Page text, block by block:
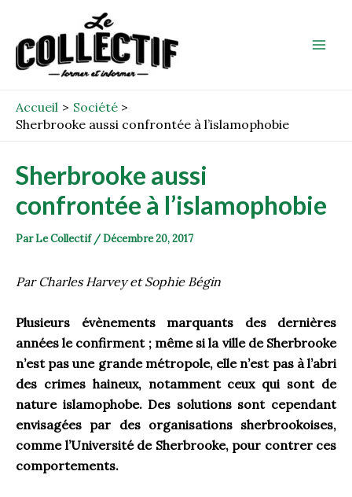
contenu
Accueil
Société
Sherbrooke aussi confrontée à l’islamophobie
Sherbrooke aussi
confrontée à l’islamophobie
ParLe Collectif /Décembre 20, 2017
Par Charles Harvey et Sophie Bégin
Plusieurs évènements marquants des dernières
années le confirment ; même si la ville de Sherbrooke
n’est pas une grande métropole, elle n’est pas à l’abri
des crimes haineux, notamment ceux qui sont de
nature islamophobe. Des solutions sont cependant
envisagées par des organisations sherbrookoises,
comme l’Université de Sherbrooke, pour contrer ces
comportements.
navigation